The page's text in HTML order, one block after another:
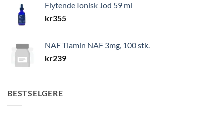
Flytende Ionisk Jod 59 ml
kr355
NAF Tiamin NAF 3mg, 100 stk.
kr239
BESTSELGERE